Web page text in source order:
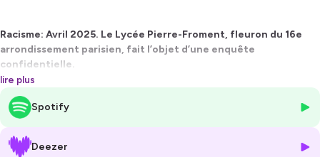
Racisme: Avril 2025. Le Lycée Pierre-Froment, fleuron du 16e
arrondissement parisien, fait l’objet d’une enquête
confidentielle.
Derrière son image d’excellence républicaine, un système souterrain
opère.
Un programme officieux. Une méthode d’intégration par
Chaque trimestre : une consigne.
Chaque trimestre : un renoncement culturel imposé aux élèves issus
lire plus
Spotify
Deezer